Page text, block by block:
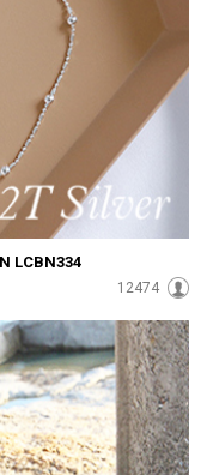
LCBN334
12474